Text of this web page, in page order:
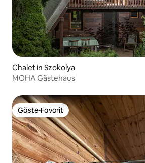
Chalet in Szokolya
MOHA Gästehaus
Gäste-Favorit
Gäste-Favorit